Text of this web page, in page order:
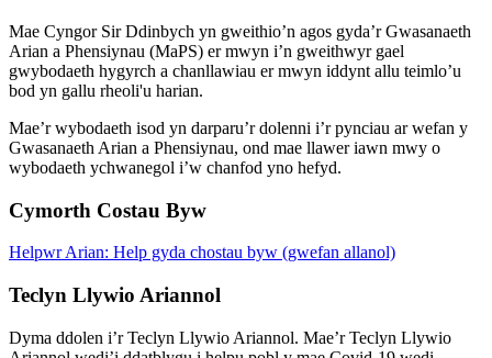
Mae Cyngor Sir Ddinbych yn gweithio’n agos gyda’r Gwasanaeth
Arian a Phensiynau (MaPS) er mwyn i’n gweithwyr gael
gwybodaeth hygyrch a chanllawiau er mwyn iddynt allu teimlo’u
bod yn gallu rheoli'u harian.
Mae’r wybodaeth isod yn darparu’r dolenni i’r pynciau ar wefan y
Gwasanaeth Arian a Phensiynau, ond mae llawer iawn mwy o
wybodaeth ychwanegol i’w chanfod yno hefyd.
Cymorth Costau Byw
Helpwr Arian: Help gyda chostau byw (gwefan allanol)
Teclyn Llywio Ariannol
Dyma ddolen i’r Teclyn Llywio Ariannol. Mae’r Teclyn Llywio